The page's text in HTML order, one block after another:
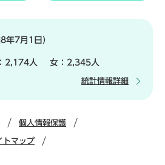
8年7月1日）
2,174人 女： 2,345人
統計情報詳細
個人情報保護
トマップ